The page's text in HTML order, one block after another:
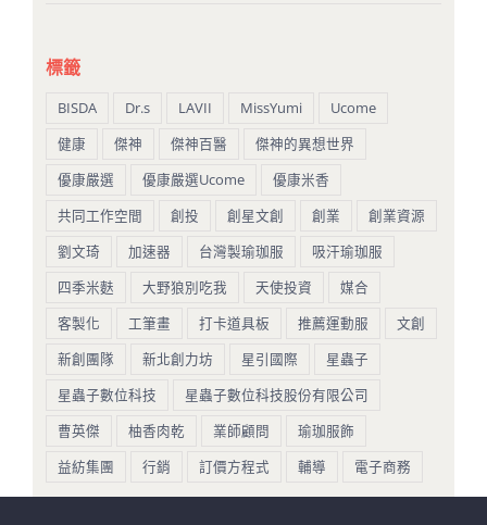
標籤
BISDA Dr.s LAVII MissYumi
Ucome
健康
傑神 傑神百醫
傑神的異想世界
優康嚴選
優康嚴選Ucome
優康米香
共同工作空間
創投 創星文創 創業
創業資源
劉文琦
加速器 台灣製瑜珈服
吸汗瑜珈服
四季米麩
大野狼別吃我 天使投資
媒合
客製化
工筆畫 打卡道具板 推薦運動服
文創
新創團隊
新北創力坊 星引國際
星蟲子
星蟲子數位科技
星蟲子數位科技股份有限公司
曹英傑
柚香肉乾 業師顧問
瑜珈服飾
益紡集團
行銷 訂價方程式 輔導 電子商務